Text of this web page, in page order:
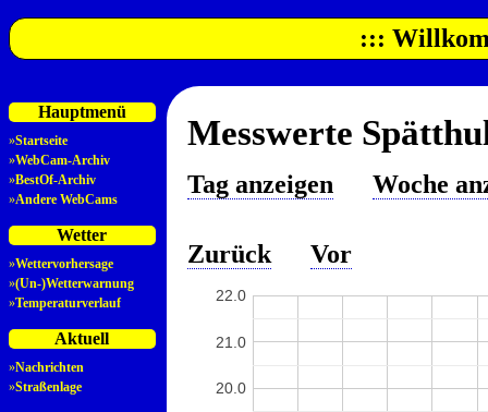
:::
Hauptmenü
»Startseite
»WebCam-Archiv
»BestOf-Archiv
»Andere WebCams
Wetter
»Wettervorhersage
»(Un-)Wetterwarnung
»Temperaturverlauf
Aktuell
»Nachrichten
»Straßenlage
Messwerte
Tag anzeigen Woche
Zurück Vor
20.0
21.0
22.0